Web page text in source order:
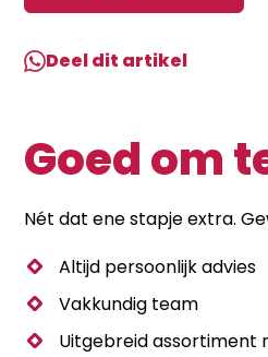
Deel dit artikel
Goed om
Nét dat ene stapje extra.
Altijd persoonlijk advies
Vakkundig team
Uitgebreid assortiment